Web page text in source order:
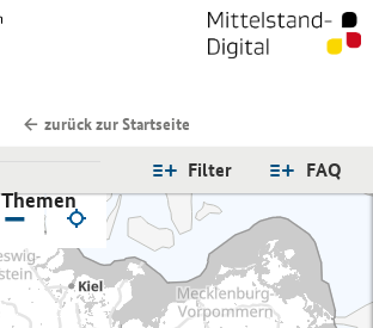
zurück zur Startseite
FAQ
Filter
Themen
−